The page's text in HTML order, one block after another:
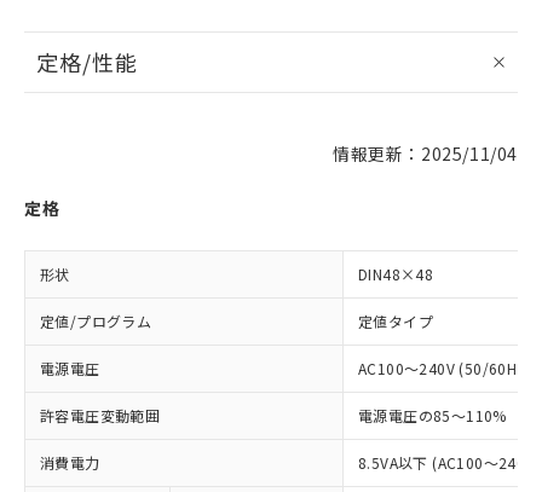
定格/性能
情報更新：2025/11/04
定格
形状 DIN48×48
定値/プログラム 定値タイプ
電源電圧 AC100～240V (50/60Hz)
許容電圧変動範囲 電源電圧の85～110%
消費電力 8.5VA以下 (AC100～240V